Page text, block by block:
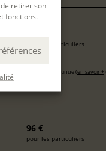
retirer son
fonctions.
pour les particuliers
formation continue (en savoir +)
96 €
pour les particuliers